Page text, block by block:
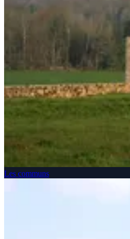
Les communs